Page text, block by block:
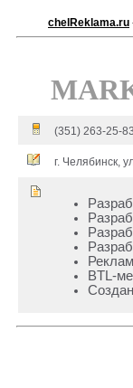
chelReklama.ru
(351) 263-25-83
г. Челябинск,
BTL-